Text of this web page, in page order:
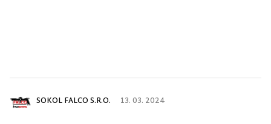
SOKOL FALCO S.R.O. 13. 03. 2024